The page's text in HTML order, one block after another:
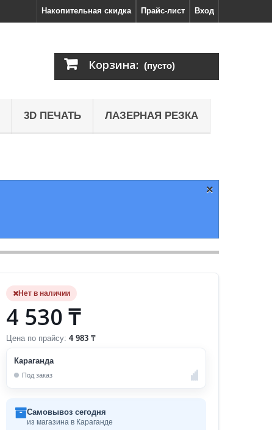
Вход
Прайс-лист
Накопительная скидка
Корзина: (пусто)
3D ПЕЧАТЬ ЛАЗЕРНАЯ РЕЗКА
×
Нет в наличии
4 530 ₸
Цена по прайсу: 4 983 ₸
Караганда
Под заказ
Самовывоз сегодня
из магазина в Караганде